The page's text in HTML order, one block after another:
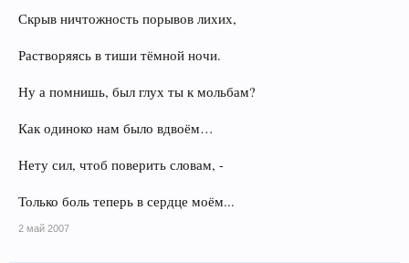
Скрыв ничтожность порывов лихих,
Растворяясь в тиши тёмной ночи.
Ну а помнишь, был глух ты к мольбам?
Как одиноко нам было вдвоём…
Нету сил, чтоб поверить словам, -
Только боль теперь в сердце моём...
2 май 2007